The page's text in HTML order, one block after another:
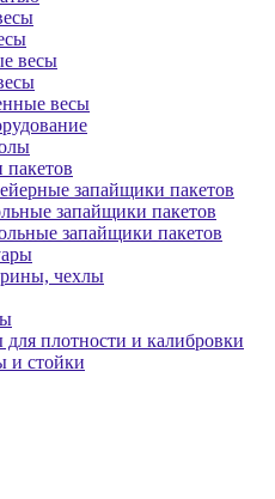
весы
весы
запайщики пакетов
запайщики пакетов
запайщики пакетов
чехлы
плотности и калибровки
и стойки